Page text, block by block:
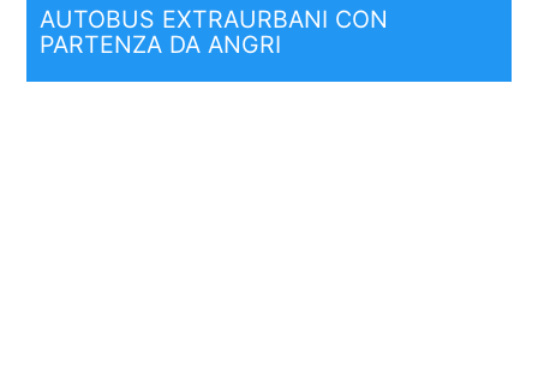
AUTOBUS EXTRAURBANI CON
PARTENZA DA ANGRI